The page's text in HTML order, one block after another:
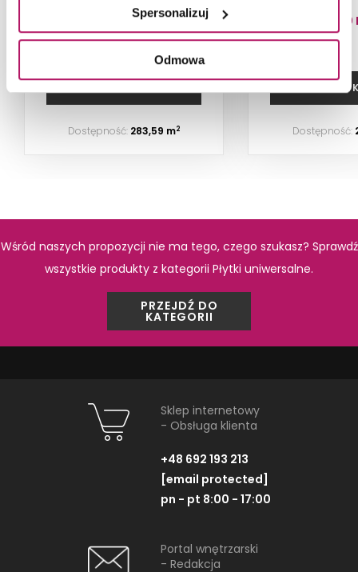
Spersonalizuj
Odmowa
117,70 PLN
Dostępność: 283,59 m2
DODAJ DO
Dostępność:
Wśród naszych propozycji nie ma tego, czego szukasz? Sprawdź
wszystkie produkty z kategorii Płytki uniwersalne.
PRZEJDŹ DO
KATEGORII
Sklep internetowy
- Obsługa klienta
+48 692 193 213
[email protected]
pn - pt 8:00 - 17:00
Portal wnętrzarski
- Redakcja